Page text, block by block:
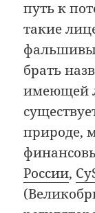
путь к
такие
брать
имеющей
природе,
России,